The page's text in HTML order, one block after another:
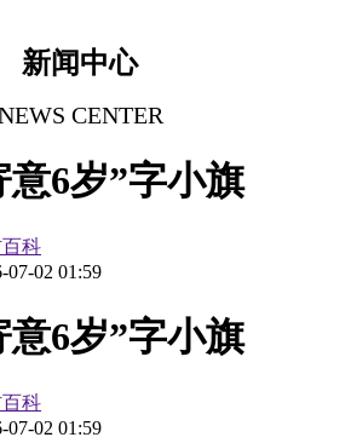
新闻中心
CENTER
6岁”字小旗
科
07-02 01:59
6岁”字小旗
科
07-02 01:59